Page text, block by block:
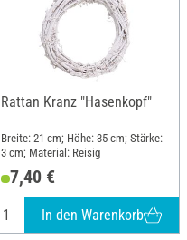
Rattan Kranz "Hasenkopf"
Breite: 21 cm; Höhe: 35 cm; Stärke:
3 cm; Material: Reisig
7,40 €
In den Warenkorb